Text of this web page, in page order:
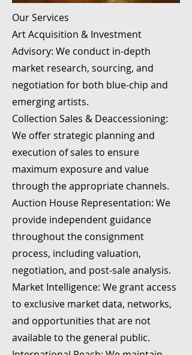
Our Services
Art Acquisition & Investment
Advisory: We conduct in-depth
market research, sourcing, and
negotiation for both blue-chip and
emerging artists.
Collection Sales & Deaccessioning:
We offer strategic planning and
execution of sales to ensure
maximum exposure and value
through the appropriate channels.
Auction House Representation: We
provide independent guidance
throughout the consignment
process, including valuation,
negotiation, and post-sale analysis.
Market Intelligence: We grant access
to exclusive market data, networks,
and opportunities that are not
available to the general public.